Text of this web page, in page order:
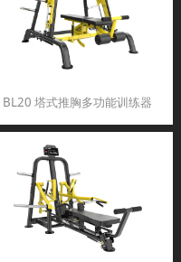
BL20 塔式推胸多功能训练器